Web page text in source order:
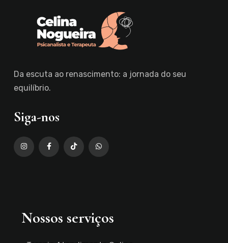
Da escuta ao renascimento: a jornada do seu
equilíbrio.
Siga-nos
Nossos serviços